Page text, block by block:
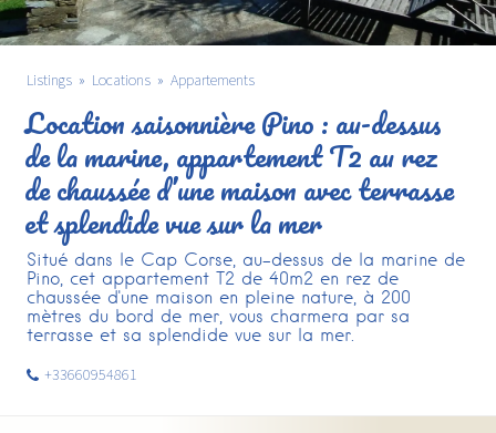
Listings Locations Appartements
Location saisonnière Pino : au-dessus
de la marine, appartement T2 au rez
de chaussée d’une maison avec terrasse
et splendide vue sur la mer
Situé dans le Cap Corse, au-dessus de la marine de
Pino, cet appartement T2 de 40m2 en rez de
chaussée d'une maison en pleine nature, à 200
mètres du bord de mer, vous charmera par sa
terrasse et sa splendide vue sur la mer.
+33660954861